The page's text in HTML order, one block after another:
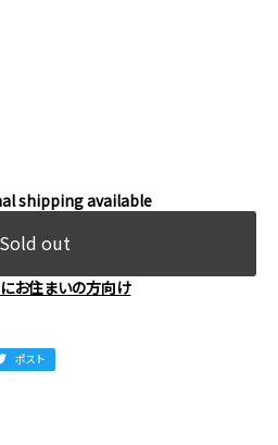
shipping available
Sold out
お住まいの方向け
ポスト